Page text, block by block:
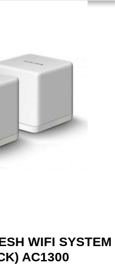
WIFI SYSTEM
AC1300